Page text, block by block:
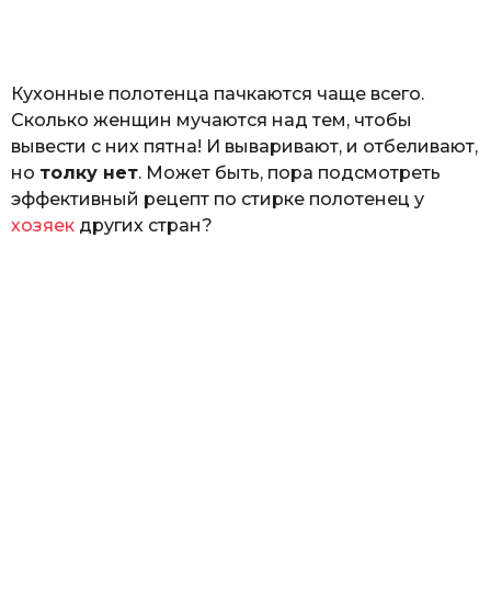
Кухонные полотенца пачкаются чаще всего.
Сколько женщин мучаются над тем, чтобы
вывести с них пятна! И вываривают, и отбеливают,
но толку нет. Может быть, пора подсмотреть
эффективный рецепт по стирке полотенец у
хозяек других стран?